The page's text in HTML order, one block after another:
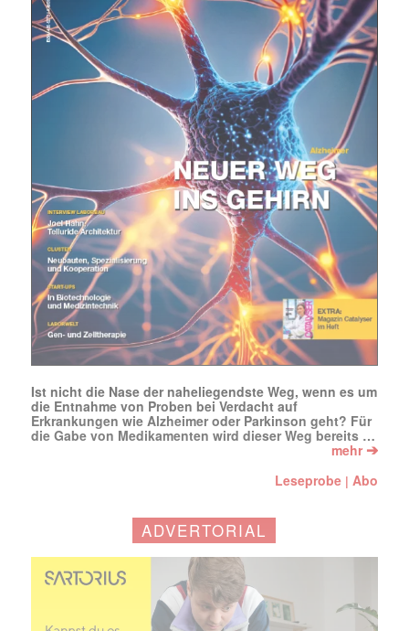
Mit dem |transkript-Newsletter
jede Woche aktuell informiert.
(erforderlich)
Ist nicht die Nase der naheliegendste Weg, wenn es um
die Entnahme von Proben bei Verdacht auf
Erkrankungen wie Alzheimer oder Parkinson geht? Für
die Gabe von Medikamenten wird dieser Weg bereits …
mehr ➔
Leseprobe |Abo
ADVERTORIAL